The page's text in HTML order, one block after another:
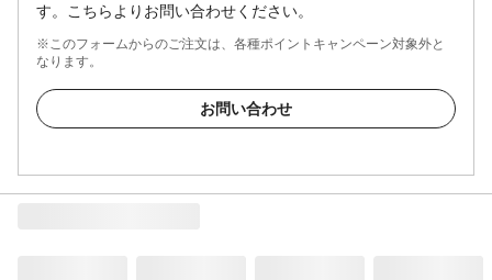
す。こちらよりお問い合わせください。
※このフォームからのご注文は、各種ポイントキャンペーン対象外と
なります。
お問い合わせ